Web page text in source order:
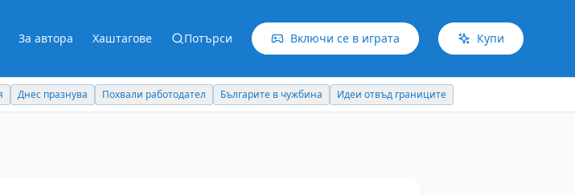
За автора Хаштагове Потърси Включи се в играта Купи
Днес празнува Похвали работодател Българите в чужбина Идеи отвъд границите